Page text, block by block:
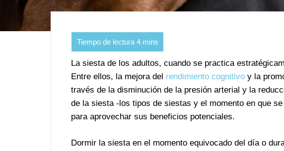
La siesta de los adultos, cuando se practica
Entre ellos, la mejora del rendimiento cognitivo y la
través de la disminución de la presión arterial y la
de la siesta -los tipos de siestas y el momento en que
para aprovechar sus beneficios potenciales.
Dormir la siesta en el momento equivocado del día o